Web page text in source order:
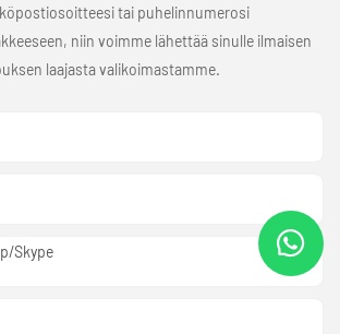
tai puhelinnumerosi
niin voimme lähettää sinulle ilmaisen
laajasta valikoimastamme.
Skype